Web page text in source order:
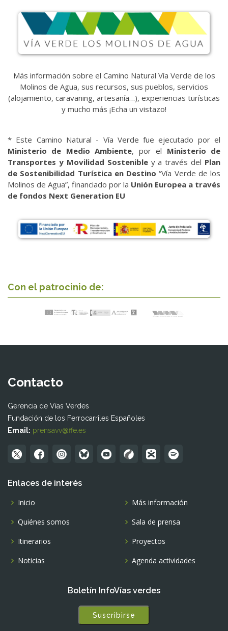
Más información sobre el Camino Natural Vía Verde de los
Molinos de Agua, sus recursos, sus pueblos, servicios
(alojamiento, caravaning, artesanía…), experiencias turísticas
y mucho más ¡Echa un vistazo!
* Este Camino Natural - Vía Verde fue ejecutado por el
Ministerio de Medio Ambiente, por el Ministerio de
Transportes y Movilidad Sostenibley a través del Plan
de Sostenibilidad Turística en Destino“Vía Verde de los
Molinos de Agua”, financiado por la Unión Europea a través
de fondos Next Generation EU
Con el patrocinio de:
Contacto
Gerencia de Vías Verdes
Fundación de los Ferrocarriles Españoles
Email: prensavv@ffe.es
Enlaces de interés
Inicio
Quiénes somos
Itinerarios
Noticias
Más información
Sala de prensa
Proyectos
Agenda actividades
Boletín InfoVías verdes
Suscribirse